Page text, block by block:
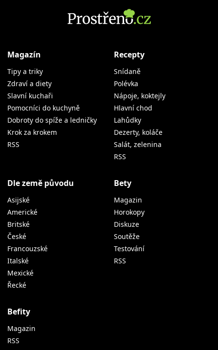
Magazín
Tipy a triky
Zdraví a diety
Slavní kuchaři
Pomocníci do kuchyně
Dobroty do spíže a ledničky
Krok za krokem
RSS
Recepty
Snídaně
Polévka
Nápoje, koktejly
Hlavní chod
Lahůdky
Dezerty, koláče
Salát, zelenina
RSS
Dle země původu
Asijské
Americké
Britské
České
Francouzské
Italské
Mexické
Řecké
Bety
Magazin
Horokopy
Diskuze
Soutěže
Testování
RSS
Befity
Magazin
RSS